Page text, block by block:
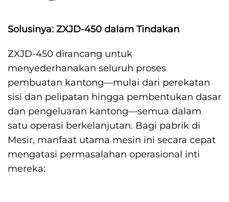
Solusinya: ZXJD-450 dalam Tindakan
ZXJD-450 dirancang untuk
menyederhanakan seluruh proses
pembuatan kantong—mulai dari perekatan
sisi dan pelipatan hingga pembentukan dasar
dan pengeluaran kantong—semua dalam
satu operasi berkelanjutan. Bagi pabrik di
Mesir, manfaat utama mesin ini secara cepat
mengatasi permasalahan operasional inti
mereka: